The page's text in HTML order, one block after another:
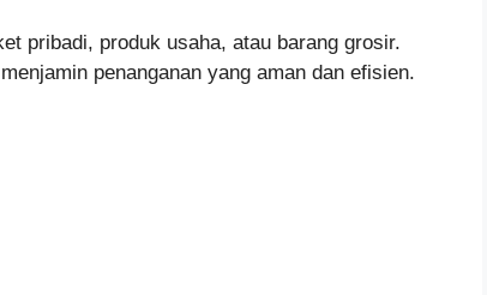
pribadi, produk usaha, atau barang grosir.
penanganan yang aman dan efisien.